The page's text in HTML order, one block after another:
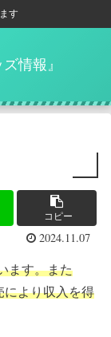
す
情報』
コピー
2024.11.07
ます。また
により収入を得